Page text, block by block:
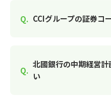
CCIグループの証券コ
北國銀行の中期経営
い